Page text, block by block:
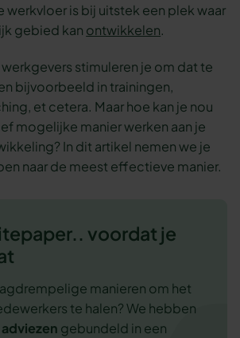
werkvloer is bij uitstek een plek waar
gebied kan ontwikkelen.
stimuleren je om dat te
bijvoorbeeld in trainingen,
et cetera. Maar hoe kan je nou
mogelijke manier werken aan je
In dit artikel nemen we je
naar de meest effectieve manier.
voordat je
manieren om het
te halen? We hebben
gebundeld in een